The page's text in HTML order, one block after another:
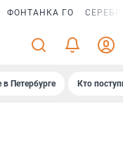
ФОНТАНКА ГО
Петербурге Кто